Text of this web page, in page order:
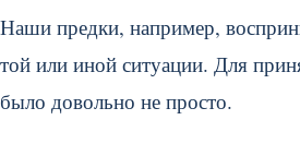
Наши предки, например,
той или иной ситуации. Для
было довольно не просто.